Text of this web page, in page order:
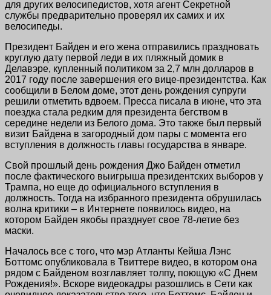
для других велосипедистов, хотя агент Секретной
службы предварительно проверял их самих и их
велосипеды.
Президент Байден и его жена отправились праздновать
круглую дату первой леди в их пляжный домик в
Делавэре, купленный политиком за 2,7 млн долларов в
2017 году после завершения его вице-президентства. Как
сообщили в Белом доме, этот день рождения супруги
решили отметить вдвоем. Пресса писала в июне, что эта
поездка стала редким для президента бегством в
середине недели из Белого дома. Это также был первый
визит Байдена в загородный дом пары с момента его
вступления в должность главы государства в январе.
Свой прошлый день рождения Джо Байден отметил
после фактического выигрыша президентских выборов у
Трампа, но еще до официального вступления в
должность. Тогда на избранного президента обрушилась
волна критики – в Интернете появилось видео, на
котором Байден якобы празднует свое 78-летие без
маски.
Началось все с того, что мэр Атланты Кейша Лэнс
Боттомс опубликовала в Твиттере видео, в котором она
рядом с Байденом возглавляет толпу, поющую «С Днем
Рождения!». Вскоре видеокадры разошлись в Сети как